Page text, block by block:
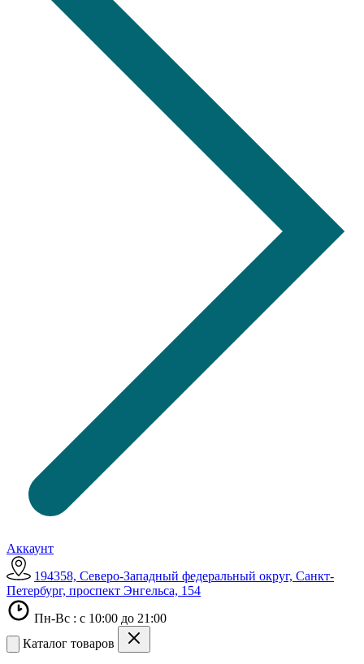
Аккаунт
194358, Северо-Западный федеральный округ, Санкт-
Петербург, проспект Энгельса, 154
Пн-Вс : с 10:00 до 21:00
Каталог товаров